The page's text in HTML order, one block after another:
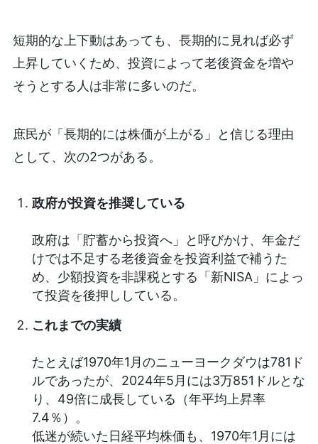
短期的な上下動はあっても、長期的に見れば必ず
上昇していくため、投資によって老後資金を増や
そうとする人は非常に多いのだ。
庶民が「長期的には株価が上がる」と信じる理由
として、次の2つがある。
政府が投資を推奨している
政府は「貯蓄から投資へ」と呼びかけ、年金だ
けでは不足する老後資金を投資利益で補うた
め、少額投資を非課税とする「新NISA」によっ
て投資を後押ししている。
これまでの実績
たとえば1970年1月のニューヨークダウは781ド
ルであったが、2024年5月には3万851ドルとな
り、49倍に成長している（年平均上昇率
7.4％）。
低迷が続いた日経平均株価も、1970年1月には